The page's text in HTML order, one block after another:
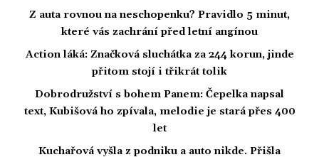
Z auta rovnou na neschopenku? Pravidlo 5 minut,
které vás zachrání před letní angínou
Action láká: Značková sluchátka za 244 korun, jinde
přitom stojí i třikrát tolik
Dobrodružství s bohem Panem: Čepelka napsal
text, Kubišová ho zpívala, melodie je stará přes 400
let
Kuchařová vyšla z podniku a auto nikde. Přišla